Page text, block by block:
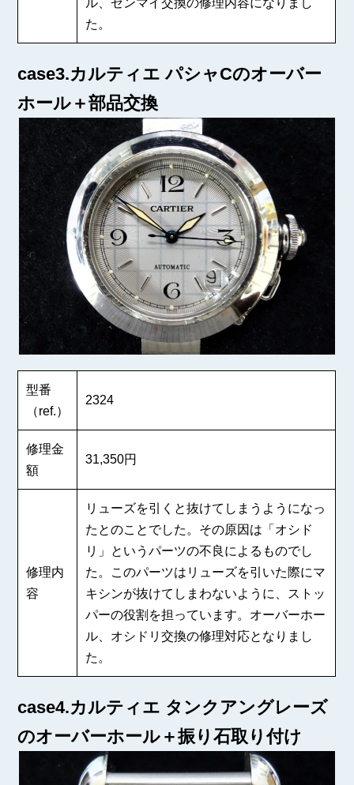
た。
case3.カルティエ パシャCのオーバー
ホール＋部品交換
型番
（ref.）
2324
修理金
額
31,350円
修理内
容
リューズを引くと抜けてしまうようになっ
たとのことでした。その原因は「オシド
リ」というパーツの不良によるものでし
た。このパーツはリューズを引いた際にマ
キシンが抜けてしまわないように、ストッ
パーの役割を担っています。オーバーホー
ル、オシドリ交換の修理対応となりまし
た。
case4.カルティエ タンクアングレーズ
のオーバーホール＋振り石取り付け